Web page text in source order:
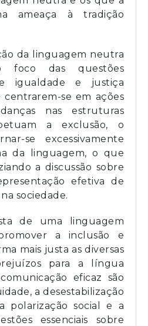
ameaça à tradição
da linguagem neutra
foco das questões
igualdade e justiça
centrarem-se em ações
nas estruturas
a exclusão, o
se excessivamente
da linguagem, o que
a discussão sobre
efetiva de
sociedade.
de uma linguagem
a inclusão e
mais justa as diversas
para a língua
eficaz são
a desestabilização
polarização social e a
essenciais sobre